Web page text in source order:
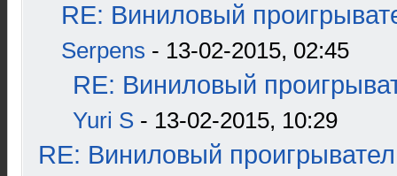
RE: Виниловый
Serpens - 13-02-2015, 02:45
RE: Виниловый
Yuri S - 13-02-2015, 10:29
RE: Виниловый